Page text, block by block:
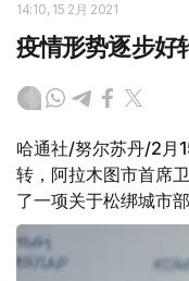
14:10, 15 2月 2021
疫情形势逐步好
哈通社/努尔苏丹/2月
转，阿拉木图市首席
了一项关于松绑城市